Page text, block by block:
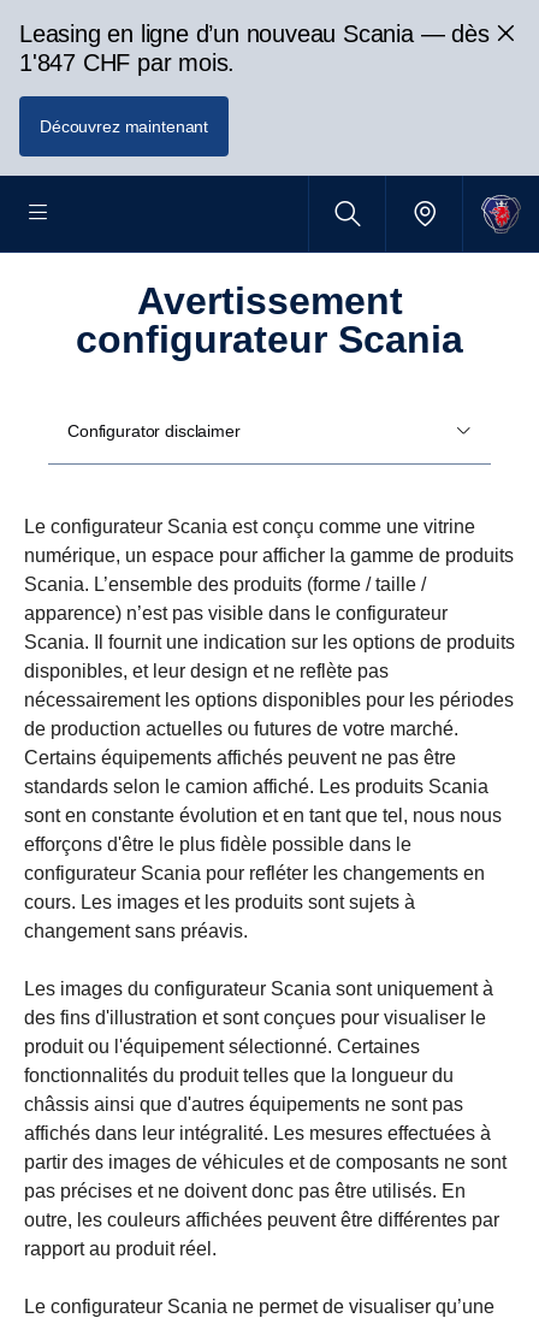
Leasing en ligne d’un nouveau Scania — dès
1'847 CHF par mois.
Découvrez maintenant
Avertissement
configurateur Scania
Configurator disclaimer
Le configurateur Scania est conçu comme une vitrine
numérique, un espace pour afficher la gamme de produits
Scania. L’ensemble des produits (forme / taille /
apparence) n’est pas visible dans le configurateur
Scania. Il fournit une indication sur les options de produits
disponibles, et leur design et ne reflète pas
nécessairement les options disponibles pour les périodes
de production actuelles ou futures de votre marché.
Certains équipements affichés peuvent ne pas être
standards selon le camion affiché. Les produits Scania
sont en constante évolution et en tant que tel, nous nous
efforçons d'être le plus fidèle possible dans le
configurateur Scania pour refléter les changements en
cours. Les images et les produits sont sujets à
changement sans préavis.
Les images du configurateur Scania sont uniquement à
des fins d'illustration et sont conçues pour visualiser le
produit ou l'équipement sélectionné. Certaines
fonctionnalités du produit telles que la longueur du
châssis ainsi que d'autres équipements ne sont pas
affichés dans leur intégralité. Les mesures effectuées à
partir des images de véhicules et de composants ne sont
pas précises et ne doivent donc pas être utilisés. En
outre, les couleurs affichées peuvent être différentes par
rapport au produit réel.
Le configurateur Scania ne permet de visualiser qu’une